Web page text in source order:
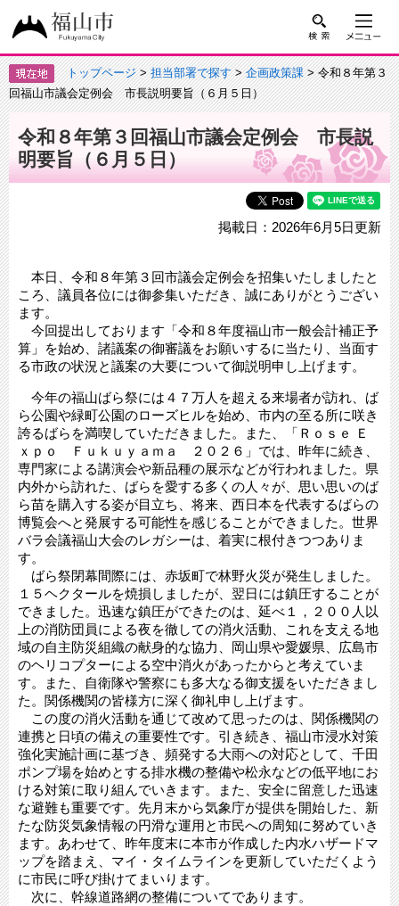
トップページ>担当部署で探す>企画政策課> 令和８年第３
回福山市議会定例会 市長説明要旨（６月５日）
令和８年第３回福山市議会定例会 市長説
明要旨（６月５日）
掲載日：2026年6月5日更新
本日、令和８年第３回市議会定例会を招集いたしましたと
ころ、議員各位には御参集いただき、誠にありがとうござい
ます。
今回提出しております「令和８年度福山市一般会計補正予
算」を始め、諸議案の御審議をお願いするに当たり、当面す
る市政の状況と議案の大要について御説明申し上げます。
今年の福山ばら祭には４７万人を超える来場者が訪れ、ば
ら公園や緑町公園のローズヒルを始め、市内の至る所に咲き
誇るばらを満喫していただきました。また、「Ｒｏｓｅ Ｅ
ｘｐｏ Ｆｕｋｕｙａｍａ ２０２６」では、昨年に続き、
専門家による講演会や新品種の展示などが行われました。県
内外から訪れた、ばらを愛する多くの人々が、思い思いのば
ら苗を購入する姿が目立ち、将来、西日本を代表するばらの
博覧会へと発展する可能性を感じることができました。世界
バラ会議福山大会のレガシーは、着実に根付きつつありま
す。
ばら祭閉幕間際には、赤坂町で林野火災が発生しました。
１５ヘクタールを焼損しましたが、翌日には鎮圧することが
できました。迅速な鎮圧ができたのは、延べ１，２００人以
上の消防団員による夜を徹しての消火活動、これを支える地
域の自主防災組織の献身的な協力、岡山県や愛媛県、広島市
のヘリコプターによる空中消火があったからと考えていま
す。また、自衛隊や警察にも多大なる御支援をいただきまし
た。関係機関の皆様方に深く御礼申し上げます。
この度の消火活動を通じて改めて思ったのは、関係機関の
連携と日頃の備えの重要性です。引き続き、福山市浸水対策
強化実施計画に基づき、頻発する大雨への対応として、千田
ポンプ場を始めとする排水機の整備や松永などの低平地にお
ける対策に取り組んでいきます。また、安全に留意した迅速
な避難も重要です。先月末から気象庁が提供を開始した、新
たな防災気象情報の円滑な運用と市民への周知に努めていき
ます。あわせて、昨年度末に本市が作成した内水ハザードマ
ップを踏まえ、マイ・タイムラインを更新していただくよう
に市民に呼び掛けてまいります。
次に、幹線道路網の整備についてであります。